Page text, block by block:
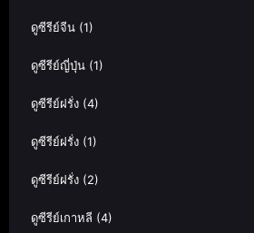
ดูซีรีย์จีน (1)
ดูซีรีย์ญี่ปุ่น (1)
ดูซีรีย์ฝรั่ง (4)
ดูซีรีย์ฝรั่ง (1)
ดูซีรีย์ฝรั่ง (2)
ดูซีรีย์เกาหลี (4)